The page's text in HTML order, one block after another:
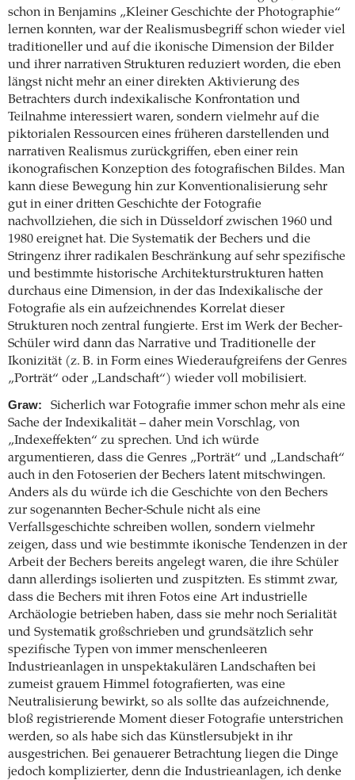
schon in Benjamins „Kleiner Geschichte der Photographie“
lernen konnten, war der Realismusbegriff schon wieder viel
traditioneller und auf die ikonische Dimension der Bilder
und ihrer narrativen Strukturen reduziert worden, die eben
längst nicht mehr an einer direkten Aktivierung des
Betrachters durch indexikalische Konfrontation und
Teilnahme interessiert waren, sondern vielmehr auf die
piktorialen Ressourcen eines früheren darstellenden und
narrativen Realismus zurückgriffen, eben einer rein
ikonografischen Konzeption des fotografischen Bildes. Man
kann diese Bewegung hin zur Konventionalisierung sehr
gut in einer dritten Geschichte der Fotografie
nachvollziehen, die sich in Düsseldorf zwischen 1960 und
1980 ereignet hat. Die Systematik der Bechers und die
Stringenz ihrer radikalen Beschränkung auf sehr spezifische
und bestimmte historische Architekturstrukturen hatten
durchaus eine Dimension, in der das Indexikalische der
Fotografie als ein aufzeichnendes Korrelat dieser
Strukturen noch zentral fungierte. Erst im Werk der Becher-
Schüler wird dann das Narrative und Traditionelle der
Ikonizität (z. B. in Form eines Wiederaufgreifens der Genres
„Porträt“ oder „Landschaft“) wieder voll mobilisiert.
Graw:
Sicherlich war Fotografie immer schon mehr als eine
Sache der Indexikalität – daher mein Vorschlag, von
„Indexeffekten“ zu sprechen. Und ich würde
argumentieren, dass die Genres „Porträt“ und „Landschaft“
auch in den Foto­serien der Bechers latent mitschwingen.
Anders als du würde ich die Geschichte von den Bechers
zur sogenannten Becher-Schule nicht als eine
Verfallsgeschichte schreiben wollen, sondern vielmehr
zeigen, dass und wie bestimmte ikonische Tendenzen in der
Arbeit der Bechers bereits angelegt waren, die ihre Schüler
dann allerdings isolierten und zuspitzten. Es stimmt zwar,
dass die Bechers mit ihren Fotos eine Art industrielle
Archäologie betrieben haben, dass sie mehr noch Serialität
und Systematik großschrieben und grundsätzlich sehr
spezifische Typen von immer menschenleeren
Industrieanlagen in unspektakulären Landschaften bei
zumeist grauem Himmel fotografierten, was eine
Neutralisierung bewirkt, so als sollte das aufzeichnende,
bloß registrierende Moment dieser Fotografie unterstrichen
werden, so als habe sich das Künstlersubjekt in ihr
ausgestrichen. Bei genauerer Betrachtung liegen die Dinge
jedoch komplizierter, denn die Industrieanlagen, ich denke